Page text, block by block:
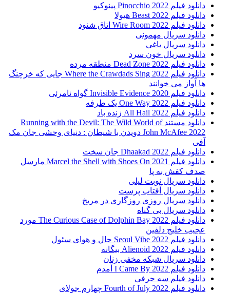
دانلود فیلم Pinocchio 2022 پینوکیو
دانلود فیلم Beast 2022 هیولا
دانلود فیلم Wire Room 2022 اتاق شنود
دانلود سریال مهمونی
دانلود سریال یاغی
دانلود سریال خون سرد
دانلود فیلم 2022 Dead Zone منطقه مرده
دانلود فیلم Where the Crawdads Sing 2022 جایی که خرچنگ
ها آواز می خوانند
دانلود فیلم 2020 Invisible Evidence گواه نامرئی
دانلود فیلم One Way 2022 یک طرفه
دانلود فیلم All Hail 2022 زنده باد
دانلود مستند Running with the Devil: The Wild World of
John McAfee 2022 دویدن با شیطان : دنیای وحشی جان مک
آفی
دانلود فیلم Dhaakad 2022 جان سخت
دانلود فیلم Marcel the Shell with Shoes On 2021 مارسل
صدف کفش به پا
دانلود سریال نوبت لیلی
دانلود سریال آفتاب پرست
دانلود سریال روزی روزگاری در مریخ
دانلود سریال بی گناه
دانلود فیلم The Curious Case of Dolphin Bay 2022 مورد
عجیب خلیج دلفین
دانلود فیلم Seoul Vibe 2022 حال و هوای سئول
دانلود فیلم Alienoid 2022 بیگانه
دانلود سریال شبکه مخفی زنان
دانلود فیلم I Came By 2022 آمدم
دانلود فیلم سه حرفی
دانلود فیلم Fourth of July 2022 چهارم جولای